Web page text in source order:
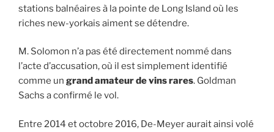
stations balnéaires à la pointe de Long Island où les
riches new-yorkais aiment se détendre.
M. Solomon n’a pas été directement nommé dans
l’acte d’accusation, où il est simplement identifié
comme un grand amateur de vins rares. Goldman
Sachs a confirmé le vol.
Entre 2014 et octobre 2016, De-Meyer aurait ainsi volé